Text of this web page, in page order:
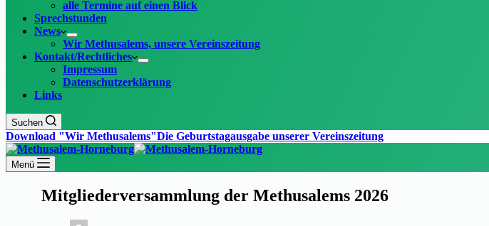
alle Termine auf einen Blick
Sprechstunden
News
Wir Methusalems, unsere Vereinszeitung
Kontakt/Rechtliches
Impressum
Datenschutzerklärung
Links
Suchen
Download "Wir Methusalems"Die Geburtstagausgabe unserer Vereinszeitung
Menü
Mitgliederversammlung der Methusalems 2026